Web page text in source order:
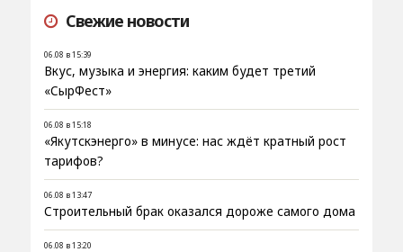
Свежие новости
06.08 в 15:39
Вкус, музыка и энергия: каким будет третий
«СырФест»
06.08 в 15:18
«Якутскэнерго» в минусе: нас ждёт кратный рост
тарифов?
06.08 в 13:47
Строительный брак оказался дороже самого дома
06.08 в 13:20